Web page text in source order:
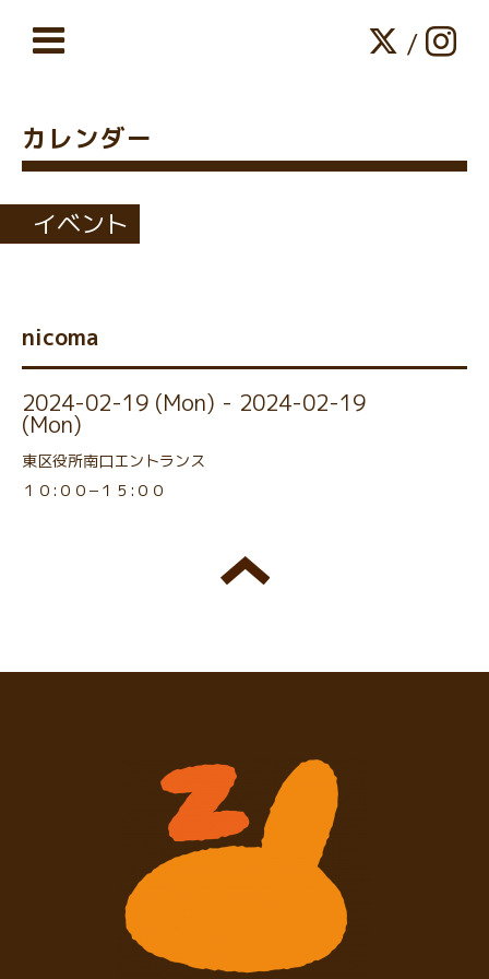
/
カレンダー
イベント
nicoma
2024-02-19 (Mon) - 2024-02-19
(Mon)
東区役所南口エントランス
１０:００−１５:００